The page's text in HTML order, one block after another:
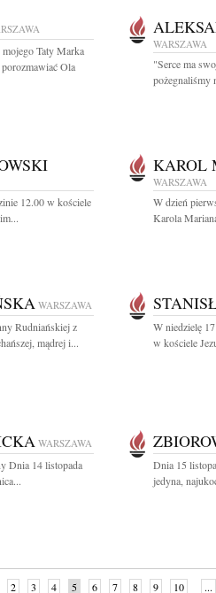
Taty Marka
porozmawiać Ola
WARSZAWA
"Serce ma
pożegnaliśmy
12.00 w kościele
KAROL
WARSZAWA
W dzień
Karola
WARSZAWA
Rudniańskiej z
mądrej i...
W niedzielę
w kościele
WARSZAWA
Dnia 14 listopada
Dnia 15
jedyna,
2 3 4 5 6 7 8 9 10 ...